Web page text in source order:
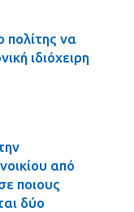
πολίτης να
ιδιόχειρη
από
ποιους
δύο